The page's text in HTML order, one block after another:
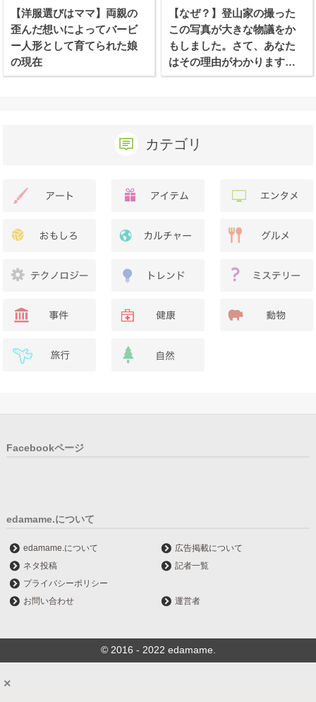
【洋服選びはママ】両親の
歪んだ想いによってバービ
ー人形として育てられた娘
の現在
【なぜ？】登山家の撮った
この写真が大きな物議をか
もしました。さて、あなた
はその理由がわかります
か？
カテゴリ
Facebookページ
edamame.について
edamame.について
広告掲載について
ネタ投稿
記者一覧
プライバシーポリシー
お問い合わせ
運営者
© 2016 - 2022 edamame.
×